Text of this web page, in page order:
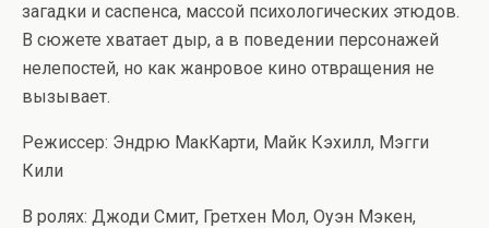
загадки и саспенса, массой психологических этюдов.
В сюжете хватает дыр, а в поведении персонажей
нелепостей, но как жанровое кино отвращения не
вызывает.
Режиссер: Эндрю МакКарти, Майк Кэхилл, Мэгги
Кили
В ролях: Джоди Смит, Гретхен Мол, Оуэн Мэкен,